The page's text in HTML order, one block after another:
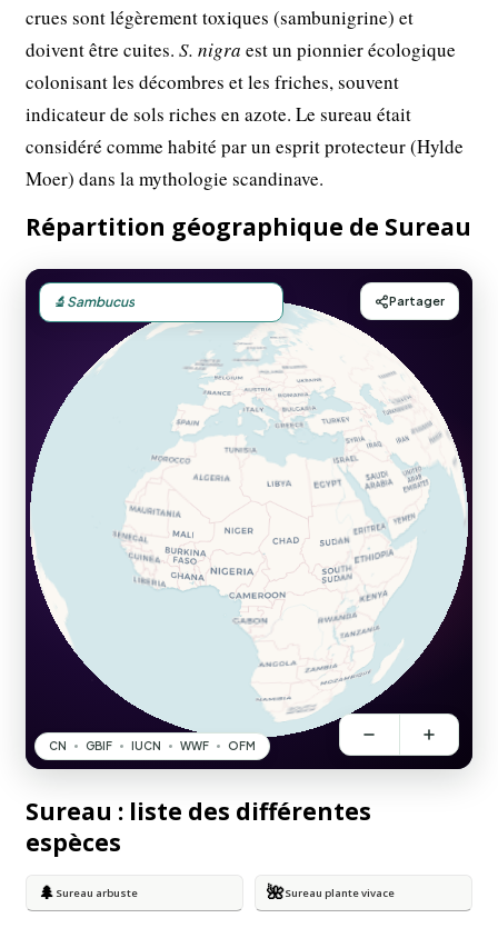
crues sont légèrement toxiques (sambunigrine) et
doivent être cuites.S. nigra est un pionnier écologique
colonisant les décombres et les friches, souvent
indicateur de sols riches en azote. Le sureau était
considéré comme habité par un esprit protecteur (Hylde
Moer) dans la mythologie scandinave.
Répartition géographique de Sureau
Sureau : liste des différentes
espèces
🌲 Sureau arbuste 🌺Sureau plante vivace